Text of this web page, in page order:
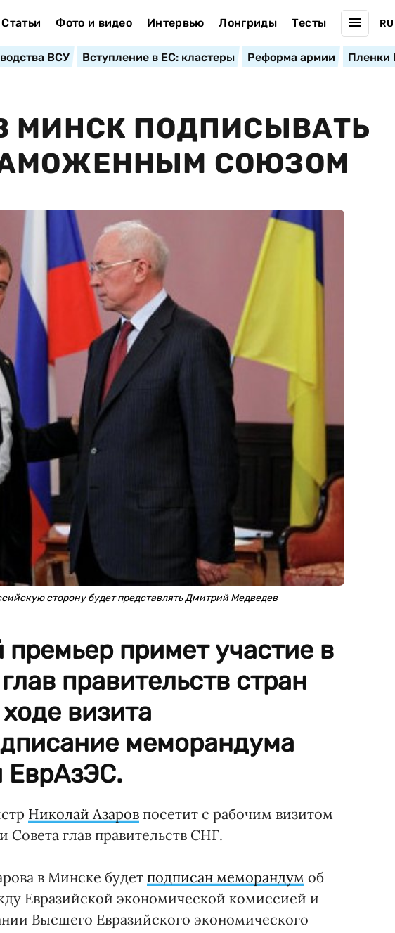
Статьи Фото и видео Интервью Лонгриды Тесты RU
ВСУ Вступление в ЕС: кластеры Реформа армии Пленки
МИНСК ПОДПИСЫВАТЬ
СОЮЗОМ
сторону будет представлять Дмитрий Медведев
премьер примет участие в
правительств стран
визита
меморандума
ЕврАзЭС.
Николай Азаров посетит с рабочим визитом
Совета глав правительств СНГ.
в Минске будет подписан меморандум об
Евразийской экономической комиссией и
Высшего Евразийского экономического